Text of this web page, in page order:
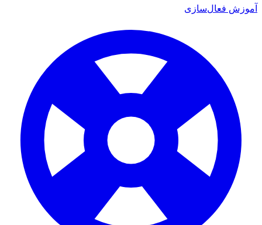
آموزش فعال‌سازی